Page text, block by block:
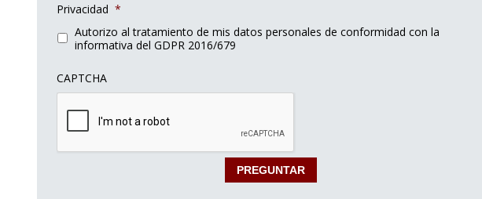
Privacidad *
Autorizo al tratamiento de mis datos personales de conformidad con la
informativa del GDPR 2016/679
CAPTCHA